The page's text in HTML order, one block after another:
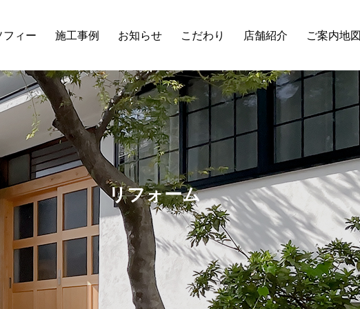
フィー 施工事例 お知らせ こだわり 店舗紹介 ご案内地図
リフォーム